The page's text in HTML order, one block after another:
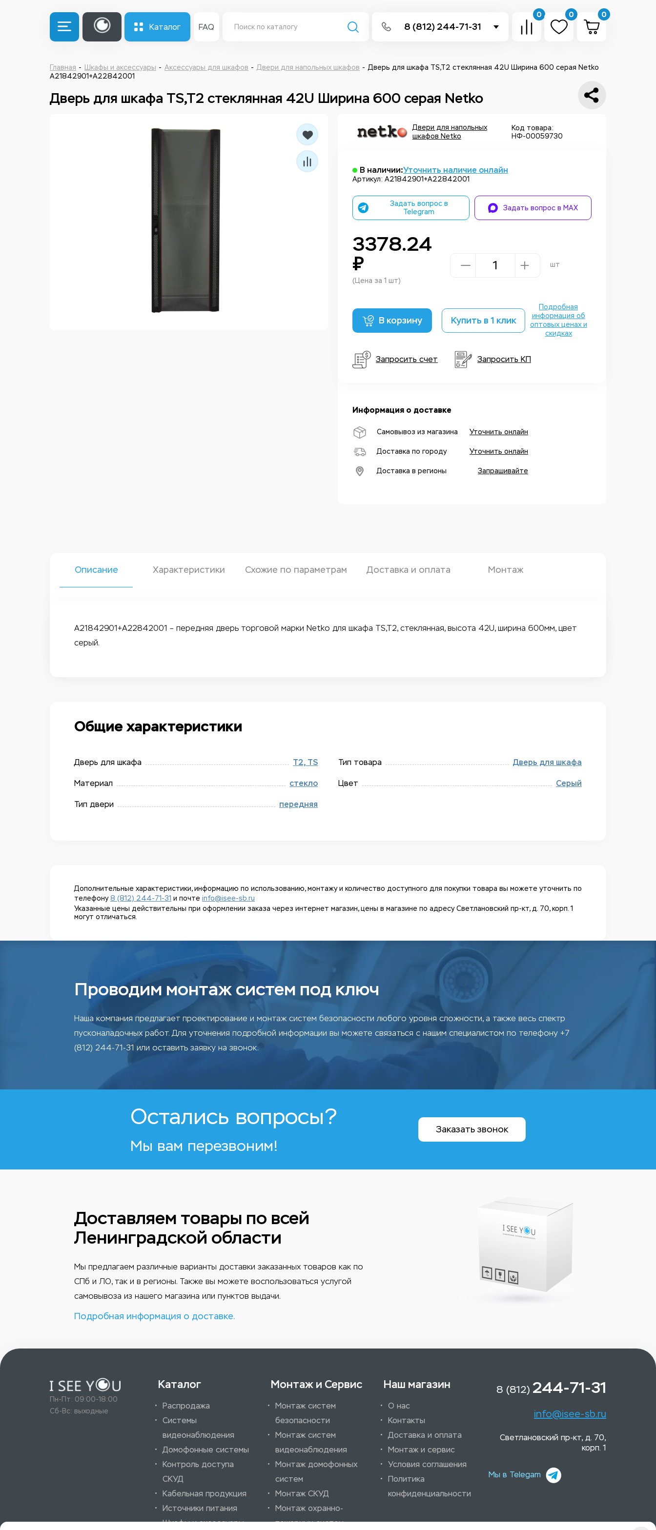
Каталог FAQ 8 (812) 244-71-31
Написать в Telegram
0 0 0
Главная Шкафы и аксессуары Аксессуары для шкафов Двери для напольных шкафов
Дверь для шкафа TS,T2 стеклянная 42U Ширина 600 серая Netko
A21842901+A22842001
Дверь для шкафа TS,T2 стеклянная 42U Ширина 600 серая Netko
Двери для напольных
шкафов Netko
Код товара:
НФ-00059730
В наличии:Уточнить наличие онлайн
Артикул: A21842901+A22842001
Задать вопрос в
Telegram
Задать вопрос в MAX
3378.24
₽
(Цена за 1 шт)
шт
В корзину Купить в 1 клик
Подробная
информация об
оптовых ценах и
скидках
Запросить счет Запросить КП
Информация о доставке
Самовывоз из магазина Уточнить онлайн
Доставка по городу Уточнить онлайн
Доставка в регионы Запрашивайте
Описание Характеристики Схожие по параметрам Доставка и оплата Монтаж
A21842901+A22842001 – передняя дверь торговой марки Netko для шкафа TS,T2, стеклянная, высота 42U, ширина 600мм, цвет
серый.
Общие характеристики
Дверь для шкафа Т2, TS
Материал стекло
Тип двери передняя
Тип товара Дверь для шкафа
Цвет Серый
Дополнительные характеристики, информацию по использованию, монтажу и количество доступного для покупки товара вы можете уточнить по
телефону8 (812) 244-71-31 и почте info@isee-sb.ru
Указанные цены действительны при оформлении заказа через интернет магазин, цены в магазине по адресу Светлановский пр-кт, д. 70, корп. 1
могут отличаться.
Проводим монтаж систем под ключ
Наша компания предлагает проектирование и монтаж систем безопасности любого уровня сложности, а также весь спектр
пусконаладочных работ. Для уточнения подробной информации вы можете связаться с нашим специалистом по телефону +7
(812) 244-71-31 или оставить заявку на звонок.
Остались вопросы?
Мы вам перезвоним!
Заказать звонок
Доставляем товары по всей
Ленинградской области
Мы предлагаем различные варианты доставки заказанных товаров как по
СПб и ЛО, так и в регионы. Также вы можете воспользоваться услугой
самовывоза из нашего магазина или пунктов выдачи.
Подробная информация о доставке.
Пн-Пт: 09:00-18:00
Сб-Вс: выходные
Каталог
Распродажа
Системы
видеонаблюдения
Домофонные системы
Контроль доступа
СКУД
Кабельная продукция
Источники питания
Шкафы и аксессуары
Монтаж и Сервис
Монтаж систем
безопасности
Монтаж систем
видеонаблюдения
Монтаж домофонных
систем
Монтаж СКУД
Монтаж охранно-
пожарных систем
Наш магазин
О нас
Контакты
Доставка и оплата
Монтаж и сервис
Условия соглашения
Политика
конфиденциальности
8 (812) 244-71-31
info@isee-sb.ru
Светлановский пр-кт, д. 70,
корп. 1
Мы в Telegam